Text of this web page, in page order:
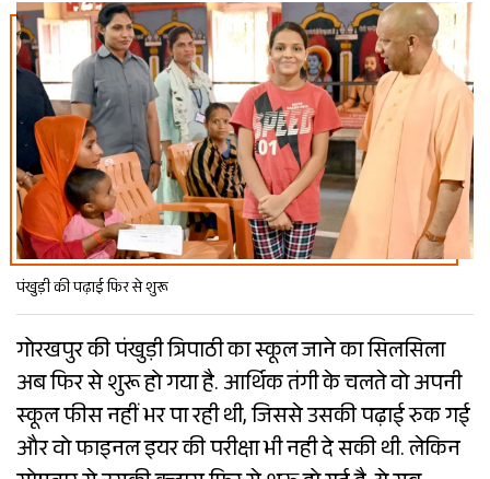
पंखुड़ी की पढ़ाई फिर से शुरू
गोरखपुर की पंखुड़ी त्रिपाठी का स्कूल जाने का सिलसिला
अब फिर से शुरू हो गया है. आर्थिक तंगी के चलते वो अपनी
स्कूल फीस नहीं भर पा रही थी, जिससे उसकी पढ़ाई रुक गई
और वो फाइनल इयर की परीक्षा भी नही दे सकी थी. लेकिन